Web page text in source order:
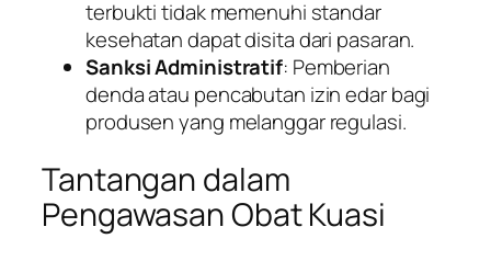
terbukti tidak memenuhi standar
kesehatan dapat disita dari pasaran.
Sanksi Administratif: Pemberian
denda atau pencabutan izin edar bagi
produsen yang melanggar regulasi.
Tantangan dalam
Pengawasan Obat Kuasi